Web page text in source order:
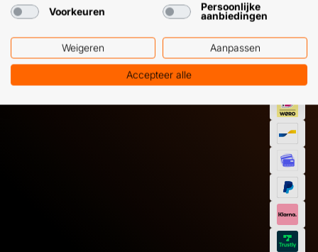
HULP OF ADVIES NODIG?
Klantenservice
+31 (0) 85 303
WhatsApp
+31 (0) 6 11
BETAAL
EN SNEL
Voorkeuren
Persoonlijke
aanbiedingen
Weigeren Aanpassen
Accepteer alle